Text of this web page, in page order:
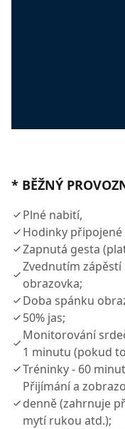
* BĚŽNÝ
Plné nabití,
Hodinky připojené
Zapnutá gesta
Zvednutím
obrazovka;
Doba spánku
50% jas;
Monitorování
1 minutu (pokud
Tréninky - 60
Přijímání a
denně (zahrnuje
mytí rukou atd.);